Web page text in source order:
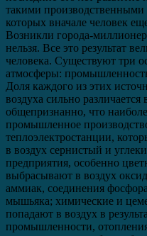
такими производственными
которых вначале человек
Возникли города-
нельзя. Все это результат
человека. Существуют три
атмосферы:
Доля каждого из этих
воздуха сильно
общепризнанно, что
промышленное
теплоэлектростанции,
в воздух сернистый и
предприятия, особенно
выбрасывают в воздух
аммиак, соединения
мышьяка; химические и
попадают в воздух в
промышленности,